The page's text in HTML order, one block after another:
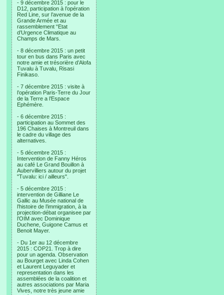
- 9 décembre 2015 : pour le
D12, participation à l’opération
Red Line, sur l’avenue de la
Grande Armée et au
rassemblement “Etat
d’Urgence Climatique au
Champs de Mars.
- 8 décembre 2015 : un petit
tour en bus dans Paris avec
notre amie et trésorière d’Alofa
Tuvalu à Tuvalu, Risasi
Finikaso.
- 7 décembre 2015 : visite à
l’opération Paris-Terre du Jour
de la Terre a l’Espace
Ephémère.
- 6 décembre 2015 :
participation au Sommet des
196 Chaises à Montreuil dans
le cadre du village des
alternatives.
- 5 décembre 2015 :
Intervention de Fanny Héros
au café Le Grand Bouillon à
Aubervilliers autour du projet
"Tuvalu: ici / ailleurs".
- 5 décembre 2015 :
intervention de Gilliane Le
Gallic au Musée national de
l’histoire de l’immigration, à la
projection-débat organisee par
l’OIM avec Dominique
Duchene, Guigone Camus et
Benoit Mayer.
- Du 1er au 12 décembre
2015 : COP21. Trop à dire
pour un agenda. Observation
au Bourget avec Linda Cohen
et Laurent Leguyader et
representation dans les
assemblées de la coalition et
autres associations par Maria
Vives, notre très jeune amie